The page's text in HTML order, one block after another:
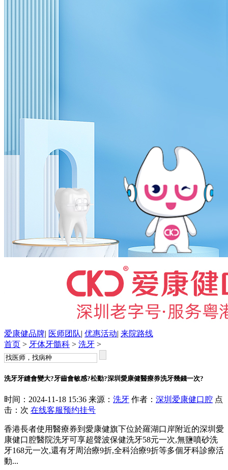
爱康健品牌| 医师团队| 优惠活动| 来院路线
首页 > 牙体牙髓科 > 洗牙 >
洗牙牙縫會變大?牙齒會敏感?松動?深圳愛康健醫療券洗牙幾錢一次?
时间：2024-11-18 15:36 来源： 洗牙 作者： 深圳爱康健口腔 点
击： 次 在线客服预约挂号
香港長者使用醫療券到愛康健旗下位於羅湖口岸附近的深圳愛
康健口腔醫院洗牙可享超聲波保健洗牙58元一次,無鹽噴砂洗
牙168元一次,還有牙周治療9折,全科治療9折等多個牙科診療活
動...